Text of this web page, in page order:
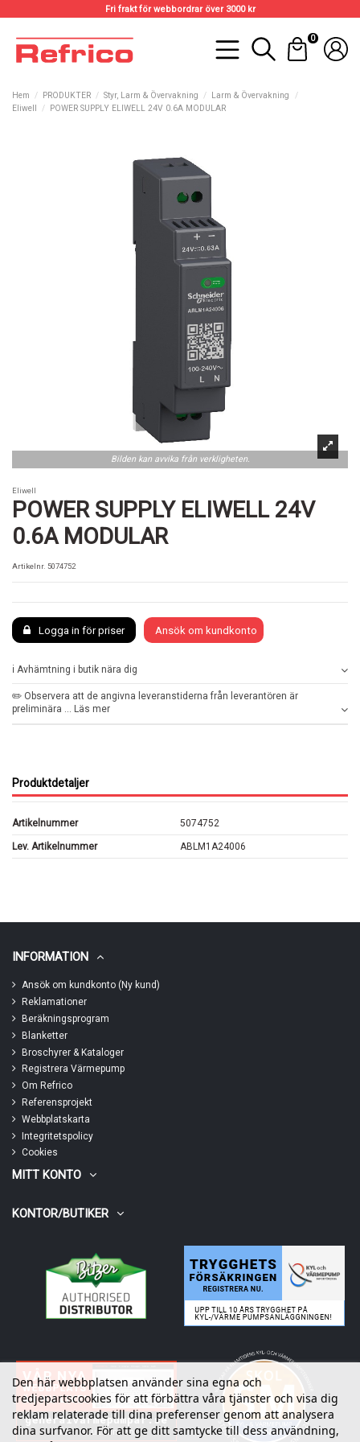
Fri frakt för webbordrar över 3000 kr
0
Hem PRODUKTER Styr, Larm & Övervakning
Larm & Övervakning
Eliwell
POWER SUPPLY ELIWELL 24V 0.6A MODULAR
Bilden kan avvika från verkligheten.
Eliwell
POWER SUPPLY ELIWELL 24V
0.6A MODULAR
Artikelnr. 5074752
Logga in för priser Ansök om kundkonto
ℹ️ Avhämtning i butik nära dig
✏️ Observera att de angivna leveranstiderna från leverantören är
preliminära ... Läs mer
Produktdetaljer
Artikelnummer 5074752
Lev. Artikelnummer ABLM1A24006
INFORMATION
Ansök om kundkonto (Ny kund)
Reklamationer
Beräkningsprogram
Blanketter
Broschyrer & Kataloger
Registrera Värmepump
Om Refrico
Referensprojekt
Webbplatskarta
Integritetspolicy
Cookies
MITT KONTO
KONTOR/BUTIKER
Den här webbplatsen använder sina egna och
tredjepartscookies för att förbättra våra tjänster och visa dig
reklam relaterade till dina preferenser genom att analysera
dina surfvanor. För att ge ditt samtycke till dess användning,